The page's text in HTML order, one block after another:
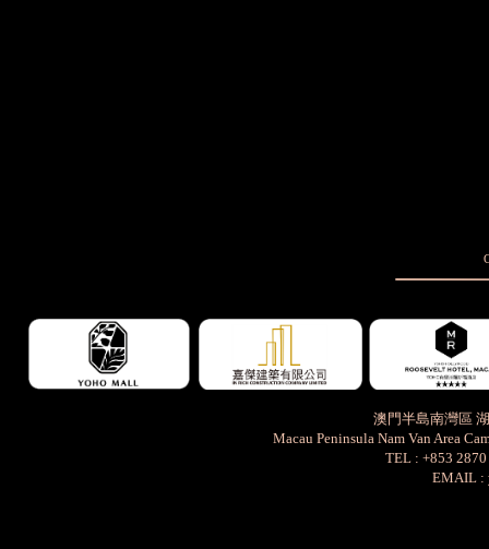
澳門半島南灣區
Macau Peninsula Nam Van Area
TEL : +853
EMAIL :